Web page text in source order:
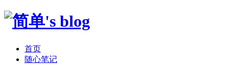
首页
随心笔记